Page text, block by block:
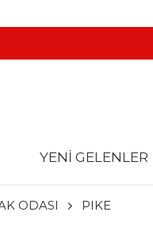
YENİ GELENLER
ODASI PIKE